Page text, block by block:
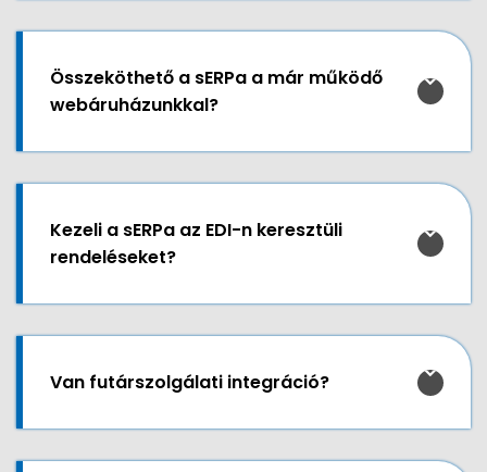
Összeköthető a sERPa a már működő
webáruházunkkal?
Kezeli a sERPa az EDI-n keresztüli
rendeléseket?
Van futárszolgálati integráció?